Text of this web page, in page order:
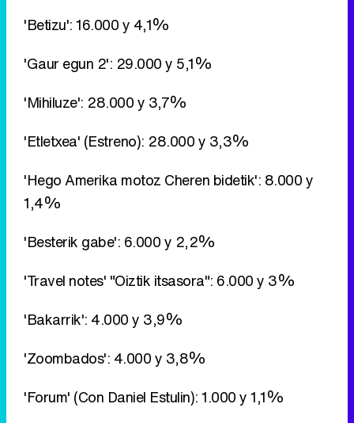
'Betizu': 16.000 y 4,1%
'Gaur egun 2': 29.000 y 5,1%
'Mihiluze': 28.000 y 3,7%
'Etletxea' (Estreno): 28.000 y 3,3%
'Hego Amerika motoz Cheren bidetik': 8.000 y
1,4%
'Besterik gabe': 6.000 y 2,2%
'Travel notes' "Oiztik itsasora": 6.000 y 3%
'Bakarrik': 4.000 y 3,9%
'Zoombados': 4.000 y 3,8%
'Forum' (Con Daniel Estulin): 1.000 y 1,1%